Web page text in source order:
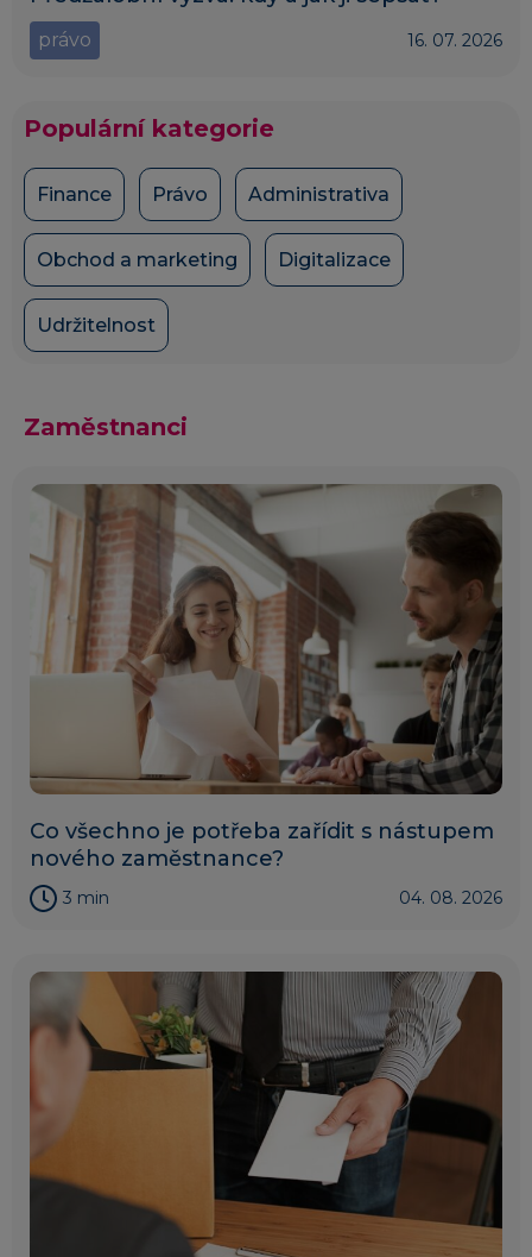
právo 16. 07. 2026
Populární kategorie
Finance Právo Administrativa
Obchod a marketing Digitalizace
Udržitelnost
Zaměstnanci
Co všechno je potřeba zařídit s nástupem
nového zaměstnance?
3 min 04. 08. 2026